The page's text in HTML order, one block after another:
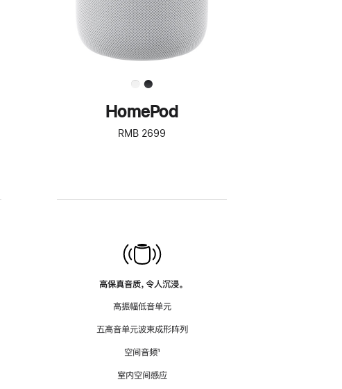
HomePod
RMB 2699
高保真音质，令人沉浸。
高振幅低音单元
五高音单元波束成形阵列
空间音频脚
¹
室内空间感应